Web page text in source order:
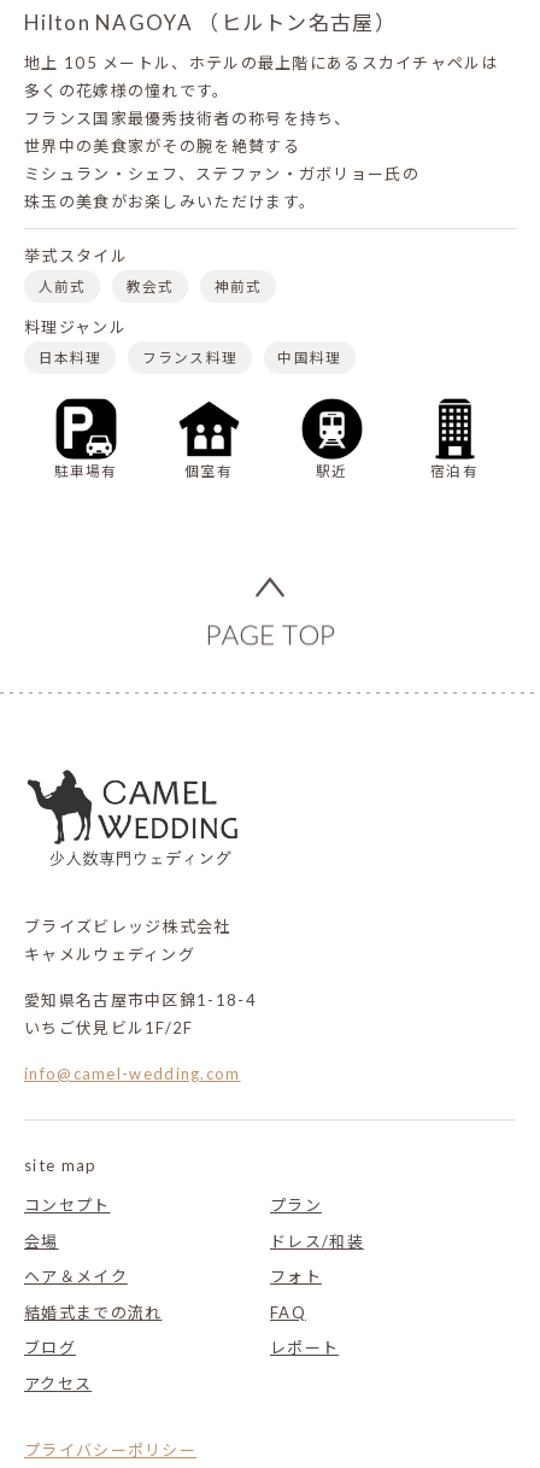
Hilton NAGOYA （ヒルトン名古屋）
地上 105 メートル、ホテルの最上階にあるスカイチャペルは
多くの花嫁様の憧れです。
フランス国家最優秀技術者の称号を持ち、
世界中の美食家がその腕を絶賛する
ミシュラン・シェフ、ステファン・ガボリョー氏の
珠玉の美食がお楽しみいただけます。
挙式スタイル
人前式 教会式 神前式
料理ジャンル
日本料理 フランス料理 中国料理
駐車場有 個室有 駅近 宿泊有
ブライズビレッジ株式会社
キャメルウェディング
愛知県名古屋市中区錦1-18-4
いちご伏見ビル1F/2F
info@camel-wedding.com
site map
コンセプト
プラン
会場
ドレス/和装
ヘア＆メイク
フォト
結婚式までの流れ
FAQ
ブログ
レポート
アクセス
プライバシーポリシー